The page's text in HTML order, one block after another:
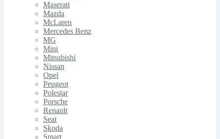
Maserati
Mazda
McLaren
Mercedes Benz
MG
Mini
Mitsubishi
Nissan
Opel
Peugeot
Polestar
Porsche
Renault
Seat
Skoda
Smart